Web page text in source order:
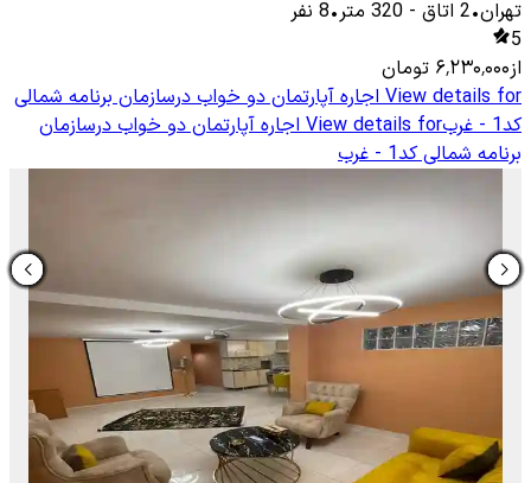
تهران•
2 اتاق -
320 متر•
8 نفر
5
از۶٬۲۳۰٬۰۰۰ تومان
View details for اجاره آپارتمان دو خواب درسازمان برنامه شمالی
کد1 - غرب
View details for اجاره آپارتمان دو خواب درسازمان
برنامه شمالی کد1 - غرب